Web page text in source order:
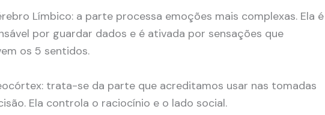
Límbico: a parte processa emoções mais complexas. Ela é
por guardar dados e é ativada por sensações que
os 5 sentidos.
trata-se da parte que acreditamos usar nas tomadas
Ela controla o raciocínio e o lado social.